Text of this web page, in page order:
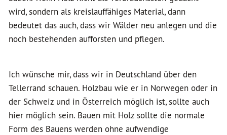
wird, sondern als kreislauffähiges Material, dann
bedeutet das auch, dass wir Wälder neu anlegen und die
noch bestehenden aufforsten und pflegen.
Ich wünsche mir, dass wir in Deutschland über den
Tellerrand schauen. Holzbau wie er in Norwegen oder in
der Schweiz und in Österreich möglich ist, sollte auch
hier möglich sein. Bauen mit Holz sollte die normale
Form des Bauens werden ohne aufwendige